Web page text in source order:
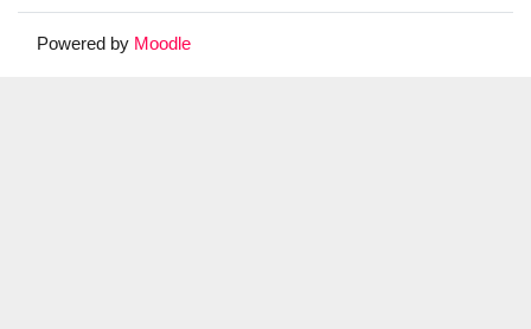
Powered by Moodle